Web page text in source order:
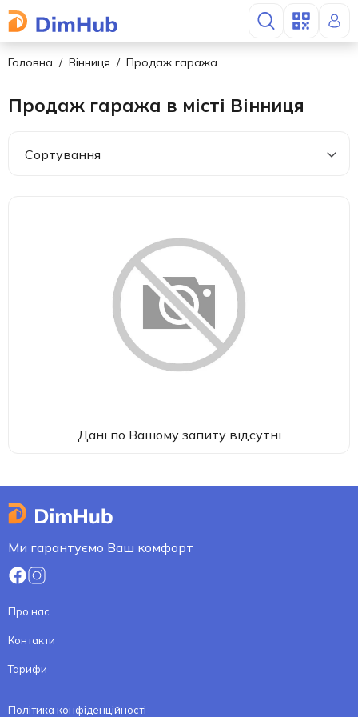
Головна Вінниця Продаж гаража
Продаж гаража в місті Вінниця
Дані по Вашому запиту відсутні
Ми гарантуємо Ваш комфорт
Про нас
Контакти
Тарифи
Політика конфіденційності